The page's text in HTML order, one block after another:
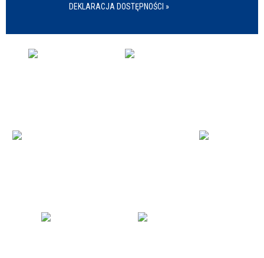
DEKLARACJA DOSTĘPNOŚCI »